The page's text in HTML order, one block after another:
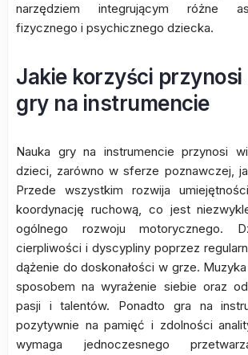
narzędziem integrującym różne
fizycznego i psychicznego dziecka.
Jakie korzyści przynosi
gry na instrumencie
Nauka gry na instrumencie przynosi
dzieci, zarówno w sferze poznawczej,
Przede wszystkim rozwija
koordynację ruchową, co jest
ogólnego rozwoju motorycznego.
cierpliwości i dyscypliny poprzez
dążenie do doskonałości w grze.
sposobem na wyrażenie siebie oraz
pasji i talentów. Ponadto gra na
pozytywnie na pamięć i zdolności
wymaga jednoczesnego